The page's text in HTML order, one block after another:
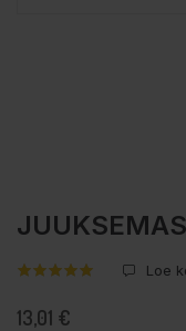
Loe
13,01 €